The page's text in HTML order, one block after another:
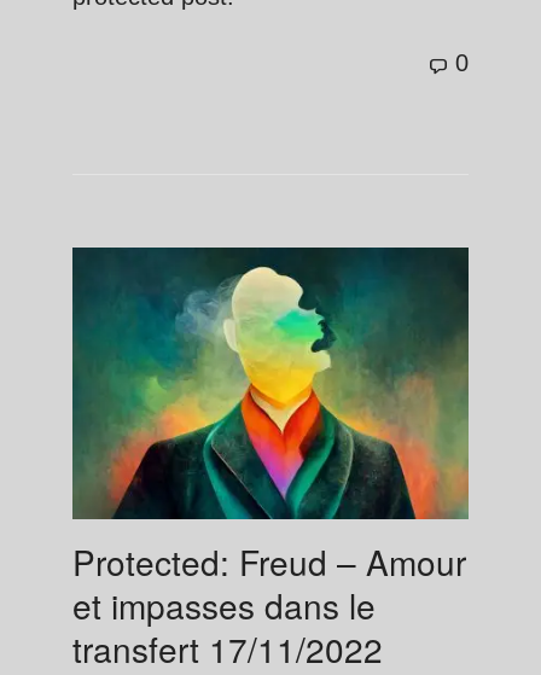
0
Protected: Freud – Amour
et impasses dans le
transfert 17/11/2022